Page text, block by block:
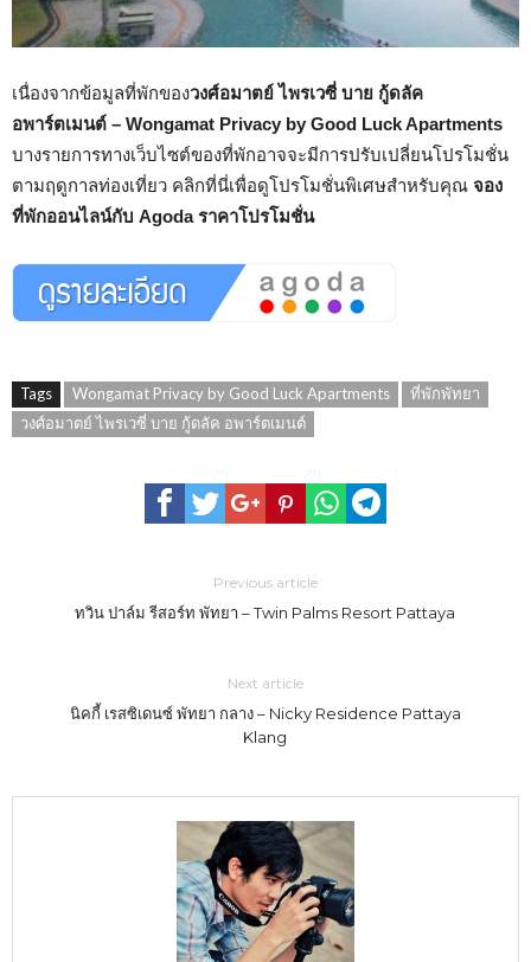
เนื่องจากข้อมูลที่พักของวงศ์อมาตย์ ไพรเวซี่ บาย กู้ดลัค
อพาร์ตเมนต์ – Wongamat Privacy by Good Luck Apartments
บางรายการทางเว็บไซต์ของที่พักอาจจะมีการปรับเปลี่ยนโปรโมชั่น
ตามฤดูกาลท่องเที่ยว คลิกที่นี่เพื่อดูโปรโมชั่นพิเศษสำหรับคุณ จอง
ที่พักออนไลน์กับ Agoda ราคาโปรโมชั่น
Tags Wongamat Privacy by Good Luck Apartments
ที่พักพัทยา
วงศ์อมาตย์ ไพรเวซี่ บาย กู้ดลัค อพาร์ตเมนต์
Previous article
ทวิน ปาล์ม รีสอร์ท พัทยา – Twin Palms Resort Pattaya
Next article
นิคกี้ เรสซิเดนซ์ พัทยา กลาง – Nicky Residence Pattaya
Klang